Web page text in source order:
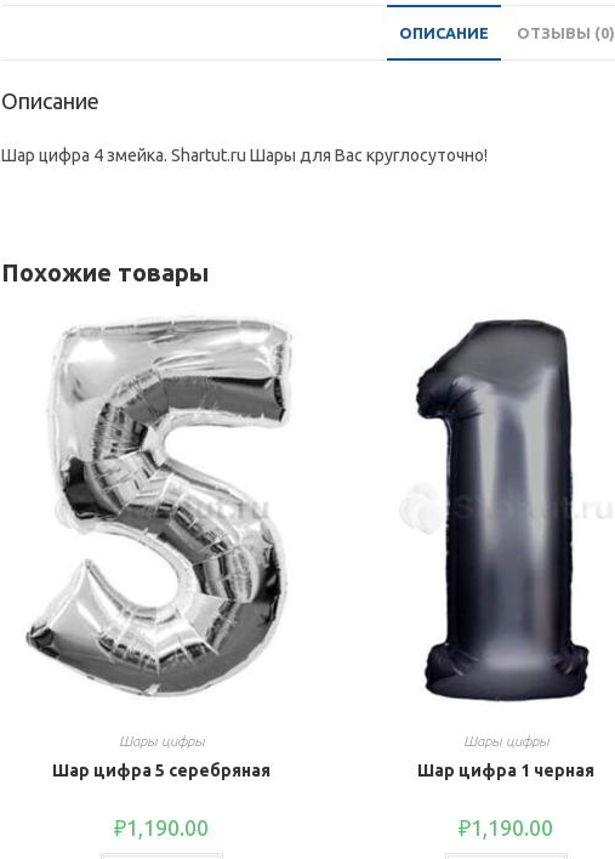
ОПИСАНИЕ ОТЗЫВЫ (0)
Описание
Шар цифра 4 змейка. Shartut.ru Шары для Вас круглосуточно!
Похожие товары
Шары цифры
Шар цифра 5 серебряная
₽1,190.00
Шары цифры
Шар цифра 1 черная
₽1,190.00